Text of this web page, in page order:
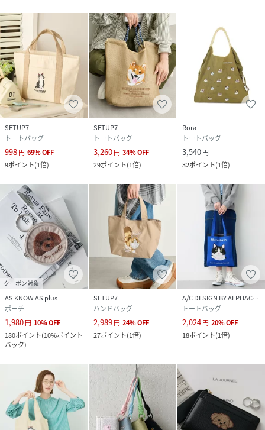
SETUP7
トートバッグ
998円 69%OFF
9ポイント(1倍)
SETUP7
トートバッグ
3,260円 34%OFF
29ポイント(1倍)
Rora
トートバッグ
3,540円
32ポイント(1倍)
クーポン対象
AS KNOW AS plus
ポーチ
1,980円 10%OFF
180ポイント(10%ポイント
バック)
SETUP7
ハンドバッグ
2,989円 24%OFF
27ポイント(1倍)
A/C DESIGN BY ALPHACUBIC
トートバッグ
2,024円 20%OFF
18ポイント(1倍)